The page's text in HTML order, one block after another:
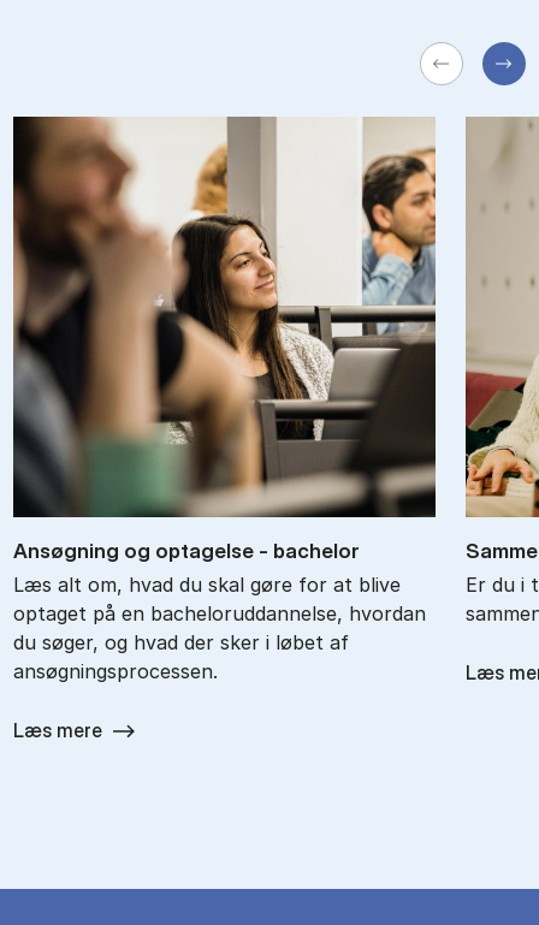
An­søg­ning og op­ta­gel­se - ba­chel­or
Læs alt om, hvad du skal gøre for at blive
optaget på en bacheloruddannelse, hvordan
du søger, og hvad der sker i løbet af
ansøgningsprocessen.
Læs mere
Er du i
Læs